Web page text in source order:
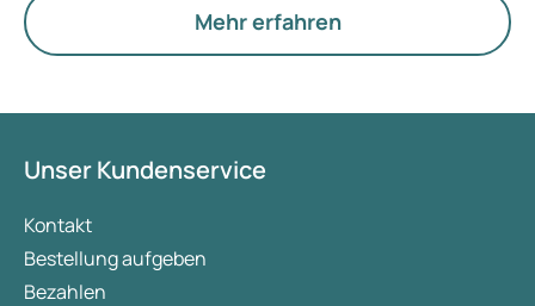
die Funktion der Eierstöcke.
Mehr erfahren
Unser Kundenservice
Kontakt
Bestellung aufgeben
Bezahlen